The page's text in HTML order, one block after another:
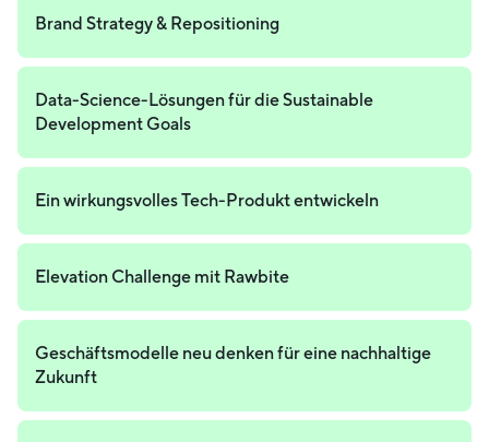
Brand Strategy & Repositioning
Data-Science-Lösungen für die Sustainable
Development Goals
Ein wirkungsvolles Tech-Produkt entwickeln
Elevation Challenge mit Rawbite
Geschäftsmodelle neu denken für eine nachhaltige
Zukunft